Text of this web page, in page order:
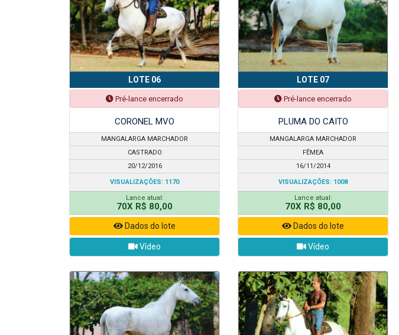
LOTE 06
Pré-lance encerrado
CORONEL MVO
MANGALARGA MARCHADOR
CASTRADO
20/12/2016
VISUALIZAÇÕES: 1170
Lance atual:
70X R$ 80,00
Dados do lote
Vídeo
LOTE 07
Pré-lance encerrado
PLUMA DO CAITO
MANGALARGA MARCHADOR
FÊMEA
16/11/2014
VISUALIZAÇÕES: 1008
Lance atual:
70X R$ 80,00
Dados do lote
Vídeo